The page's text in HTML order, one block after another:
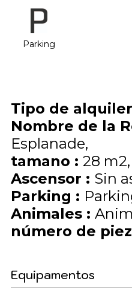
Parking
Tipo de alquiler
Nombre de la
Esplanade
tamano : 28 m2
Ascensor : Sin
Parking :
Animales :
número de
Equipamentos